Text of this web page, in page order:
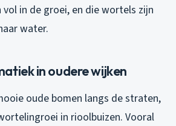
vol in de groei, en die wortels zijn
water.
in oudere wijken
oude bomen langs de straten,
in rioolbuizen. Vooral